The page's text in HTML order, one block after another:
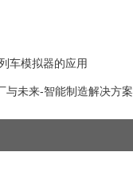
车模拟器的应用
与未来-智能制造解决方案